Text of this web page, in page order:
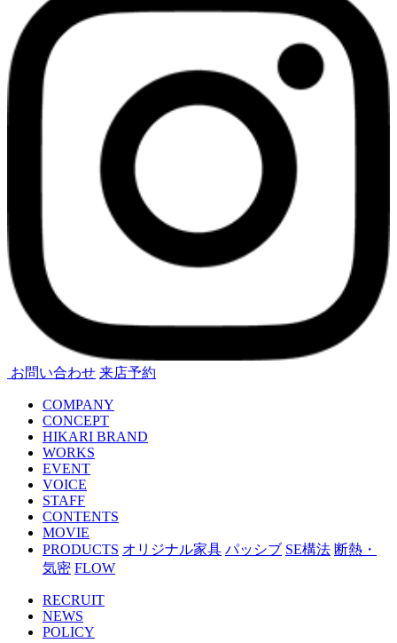
お問い合わせ 来店予約
COMPANY
CONCEPT
HIKARI BRAND
WORKS
EVENT
VOICE
STAFF
CONTENTS
MOVIE
PRODUCTS オリジナル家具 パッシブ SE構法 断熱・
気密 FLOW
RECRUIT
NEWS
POLICY